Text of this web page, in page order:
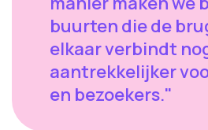
buurten die de
elkaar verbindt
aantrekkelijker
en bezoekers."